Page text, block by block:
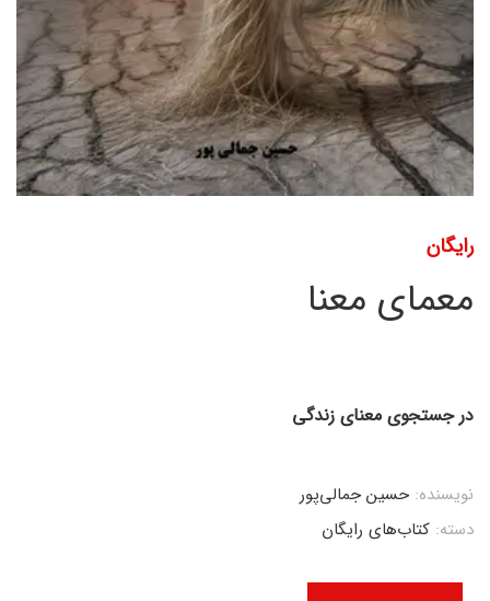
رایگان
معمای معنا
در جستجوی معنای زندگی
نویسنده: حسین جمالی‌پور
دسته: کتاب‌های رایگان